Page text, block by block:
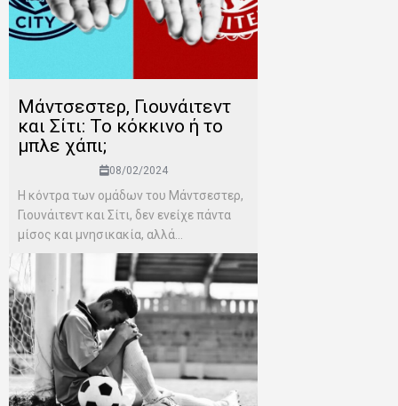
Mάντσεστερ, Γιουνάιτεντ
και Σίτι: Το κόκκινο ή το
μπλε χάπι;
08/02/2024
Η κόντρα των ομάδων του Μάντσεστερ,
Γιουνάιτεντ και Σίτι, δεν ενείχε πάντα
μίσος και μνησικακία, αλλά...